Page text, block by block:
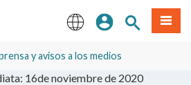
Iniciar sesión
Buscar en
Menú
y avisos a los medios
16de noviembre de 2020